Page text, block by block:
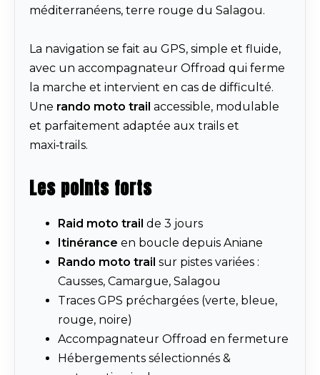
méditerranéens, terre rouge du Salagou.
La navigation se fait au GPS, simple et fluide,
avec un accompagnateur Offroad qui ferme
la marche et intervient en cas de difficulté.
Une rando moto trail accessible, modulable
et parfaitement adaptée aux trails et
maxi‑trails.
Les points forts
Raid moto trail de 3 jours
Itinérance en boucle depuis Aniane
Rando moto trail sur pistes variées :
Causses, Camargue, Salagou
Traces GPS préchargées (verte, bleue,
rouge, noire)
Accompagnateur Offroad en fermeture
Hébergements sélectionnés &